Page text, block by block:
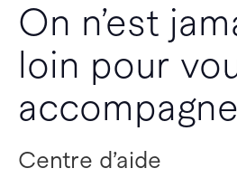
On n’est
loin pour
Centre d’aide